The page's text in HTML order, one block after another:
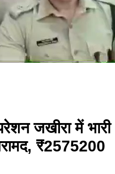
जखीरा में भारी
₹2575200